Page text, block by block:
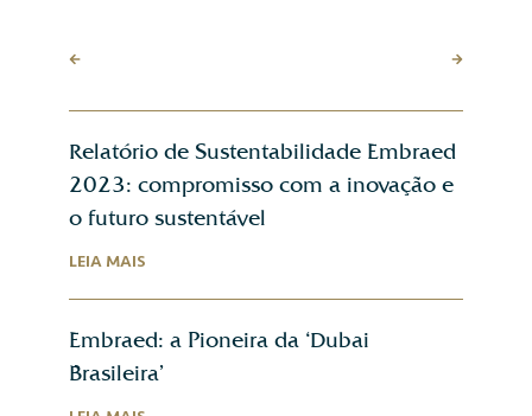
Relatório de Sustentabilidade Embraed
2023: compromisso com a inovação e
o futuro sustentável
LEIA MAIS
Embraed: a Pioneira da ‘Dubai
Brasileira’